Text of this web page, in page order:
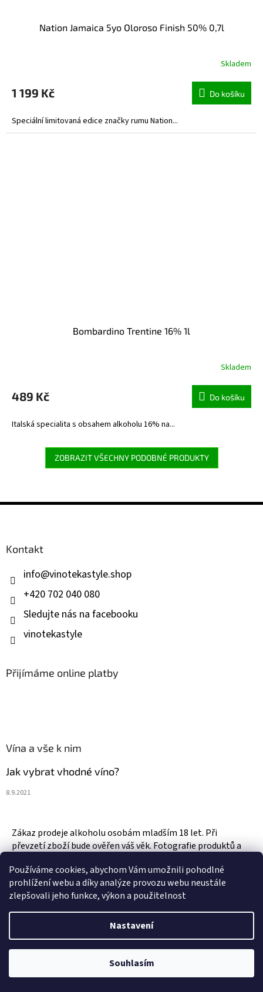
Používáme cookies, abychom Vám umožnili pohodlné
prohlížení webu a díky analýze provozu webu neustále
zlepšovali jeho funkce, výkon a použitelnost
Nastavení
Souhlasím
Nation Jamaica 5yo Oloroso Finish 50% 0,7l
Skladem
1 199 Kč Do košíku
Speciální limitovaná edice značky rumu Nation...
Bombardino Trentine 16% 1l
Skladem
489 Kč Do košíku
Italská specialita s obsahem alkoholu 16% na...
ZOBRAZIT VŠECHNY PODOBNÉ PRODUKTY
Z
Kontakt
info@vinotekastyle.shop
+420 702 040 080
Sledujte nás na facebooku
vinotekastyle
Přijímáme online platby
Vína a vše k nim
Jak vybrat vhodné víno?
8.9.2021
Zákaz prodeje alkoholu osobám mladším 18 let. Při
převzetí zboží bude ověřen váš věk. Fotografie produktů a
Copyright 2026Vinotéka & Alkotéka Style. Všechna práva
Upravit nastavení cookies